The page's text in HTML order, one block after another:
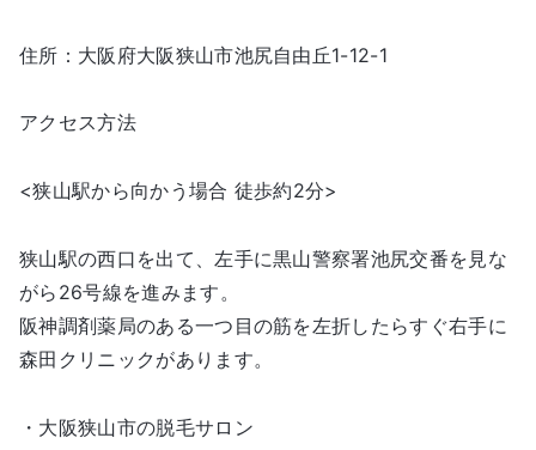
住所：大阪府大阪狭山市池尻自由丘1-12-1
アクセス方法
<狭山駅から向かう場合 徒歩約2分>
狭山駅の西口を出て、左手に黒山警察署池尻交番を見な
がら26号線を進みます。
阪神調剤薬局のある一つ目の筋を左折したらすぐ右手に
森田クリニックがあります。
・大阪狭山市の脱毛サロン